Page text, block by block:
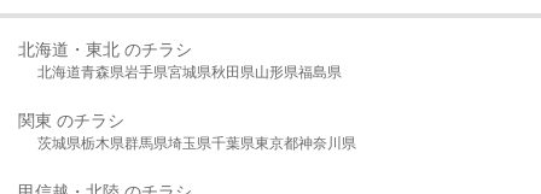
北海道・東北 のチラシ
北海道青森県岩手県宮城県秋田県山形県福島県
関東 のチラシ
茨城県栃木県群馬県埼玉県千葉県東京都神奈川県